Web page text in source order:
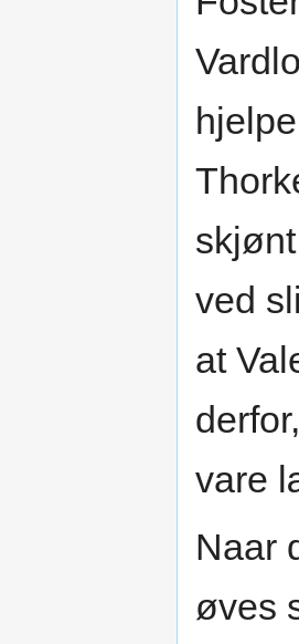
ved
at
vare
Naar
øves